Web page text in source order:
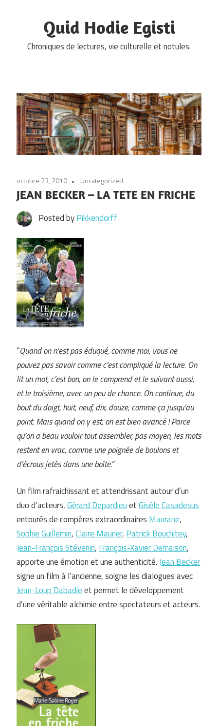
Quid Hodie Egisti
Chroniques de lectures, vie culturelle et notules.
octobre 23, 2010 Uncategorized
JEAN BECKER – LA TETE EN FRICHE
Posted byPikkendorff
“Quand on n’est pas éduqué, comme moi, vous ne
pouvez pas savoir comme c’est compliqué la lecture. On
lit un mot, c’est bon, on le comprend et le suivant aussi,
et le troisième, avec un peu de chance. On continue, du
bout du doigt, huit, neuf, dix, douze, comme ça jusqu’au
point. Mais quand on y est, on est bien avancé ! Parce
qu’on a beau vouloir tout assembler, pas moyen, les mots
restent en vrac, comme une poignée de boulons et
d’écrous jetés dans une boîte.”
Un film rafraichissant et attendrissant autour d’un
duo d’acteurs,Gérard DepardieuetGisèle Casadesus
entourés de compères extraordinaires Maurane,
Sophie Guillemin,Claire Maurier, Patrick Bouchitey,
Jean-François Stévenin, François-Xavier Demaison,
apporte une émotion et une authenticité.Jean Becker
signe un film à l’ancienne, soigne les dialogues avec
Jean-Loup Dabadieet permet le développement
d’une véritable alchimie entre spectateurs et acteurs.